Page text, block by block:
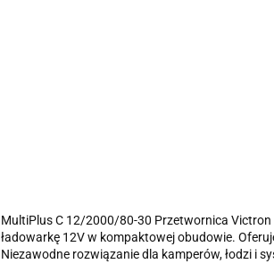
MultiPlus C 12/2000/80-30 Przetwornica
ładowarkę 12V w kompaktowej obudowie.
Niezawodne rozwiązanie dla kamperów, łodzi i